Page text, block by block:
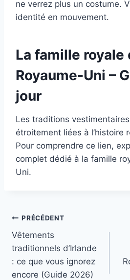
ne verrez plus un costume.
identité en mouvement.
La famille royale
Royaume-Uni –
jour
Les traditions
étroitement liées à l’histoire
Pour comprendre ce lien,
complet dédié à la famille
Uni.
Navigation
de
l’article
PRÉCÉDENT
Vêtements
traditionnels d’Irlande
: ce que vous ignorez
encore (Guide 2026)